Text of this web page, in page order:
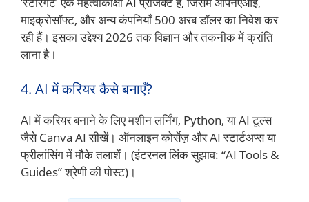
माइक्रोसॉफ्ट, और अन्य कंपनियाँ 500 अरब डॉलर का निवेश कर
रही हैं। इसका उद्देश्य 2026 तक विज्ञान और तकनीक में क्रांति
लाना है।
4. AI में करियर कैसे बनाएँ?
AI में करियर बनाने के लिए मशीन लर्निंग, Python, या AI टूल्स
जैसे Canva AI सीखें। ऑनलाइन कोर्सेज़ और AI स्टार्टअप्स या
फ्रीलांसिंग में मौके तलाशें। (इंटरनल लिंक सुझाव: “AI Tools &
Guides” श्रेणी की पोस्ट)।